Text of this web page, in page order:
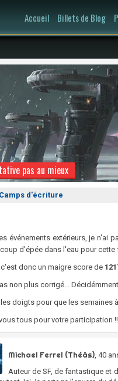
Accueil Billets de Blog
pas au mieux
Camps d'écriture
événements extérieurs, je n'ai
d'épée dans l'eau pour
donc un maigre score de
non plus corrigé...
doigts pour que les semaines
tous pour votre participation !!
Michael Ferrel (Théâs), 40
Auteur de SF, de fantastique et